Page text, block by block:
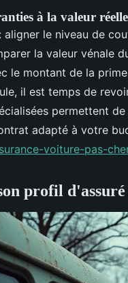
à la valeur
aligner le niveau de
la valeur vénale
le montant de la
il est temps de
permettent
adapté à votre
voiture-pas-
profil d'assuré